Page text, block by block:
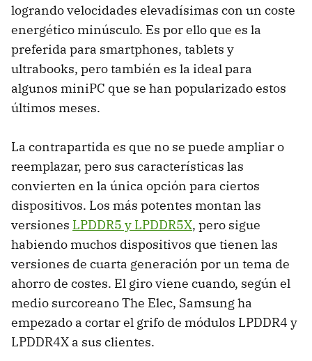
logrando velocidades elevadísimas con un coste
energético minúsculo. Es por ello que es la
preferida para smartphones, tablets y
ultrabooks, pero también es la ideal para
algunos miniPC que se han popularizado estos
últimos meses.
La contrapartida es que no se puede ampliar o
reemplazar, pero sus características las
convierten en la única opción para ciertos
dispositivos. Los más potentes montan las
versiones LPDDR5 y LPDDR5X, pero sigue
habiendo muchos dispositivos que tienen las
versiones de cuarta generación por un tema de
ahorro de costes. El giro viene cuando, según el
medio surcoreano The Elec, Samsung ha
empezado a cortar el grifo de módulos LPDDR4 y
LPDDR4X a sus clientes.